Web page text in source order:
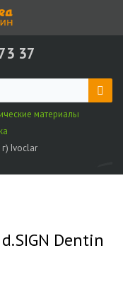
37
материалы
Ivoclar
Dentin